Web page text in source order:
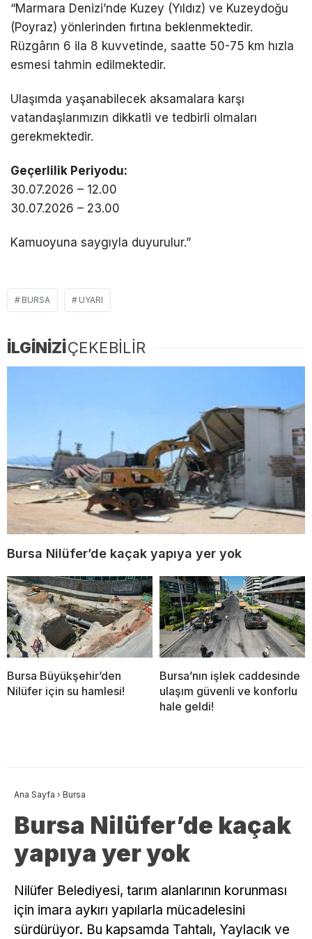
“Marmara Denizi’nde Kuzey (Yıldız) ve Kuzeydoğu
(Poyraz) yönlerinden fırtına beklenmektedir.
Rüzgârın 6 ila 8 kuvvetinde, saatte 50-75 km hızla
esmesi tahmin edilmektedir.
Ulaşımda yaşanabilecek aksamalara karşı
vatandaşlarımızın dikkatli ve tedbirli olmaları
gerekmektedir.
Geçerlilik Periyodu:
30.07.2026 – 12.00
30.07.2026 – 23.00
Kamuoyuna saygıyla duyurulur.”
BURSA UYARI
İLGİNİZİÇEKEBİLİR
Bursa Nilüfer’de kaçak yapıya yer yok
Bursa Büyükşehir’den
Nilüfer için su hamlesi!
Bursa’nın işlek caddesinde
ulaşım güvenli ve konforlu
hale geldi!
Ana Sayfa › Bursa
Bursa Nilüfer’de kaçak
yapıya yer yok
Nilüfer Belediyesi, tarım alanlarının korunması
için imara aykırı yapılarla mücadelesini
sürdürüyor. Bu kapsamda Tahtalı, Yaylacık ve